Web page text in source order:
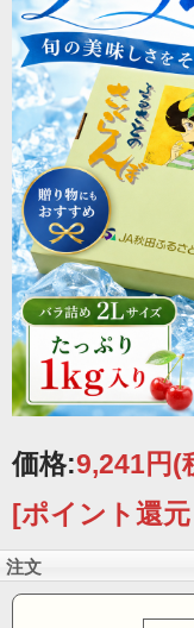
その一つ一つが素
く丹念につくられ
優しさとぬくもり
価格:9,241円(
[ポイント還
注文